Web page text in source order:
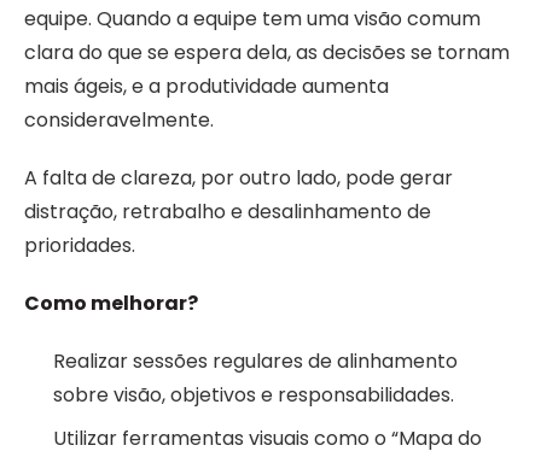
equipe. Quando a equipe tem uma visão comum
clara do que se espera dela, as decisões se tornam
mais ágeis, e a produtividade aumenta
consideravelmente.
A falta de clareza, por outro lado, pode gerar
distração, retrabalho e desalinhamento de
prioridades.
Como melhorar?
Realizar sessões regulares de alinhamento
sobre visão, objetivos e responsabilidades.
Utilizar ferramentas visuais como o “Mapa do